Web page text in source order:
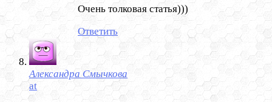
Очень толковая статья)))
Ответить
Александра Смычкова
at